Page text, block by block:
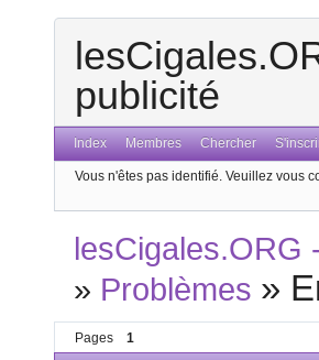
publicité
Index Membres Chercher
Vous n'êtes pas identifié. Veuillez vous
lesCigales.ORG
» Problèmes »
Pages 1